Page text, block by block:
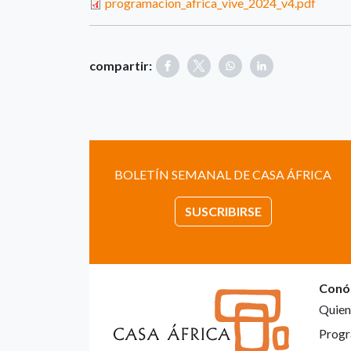
compartir:
BOLETÍN SEMANAL DE CASA ÁFRICA
SUSCRIBIRSE